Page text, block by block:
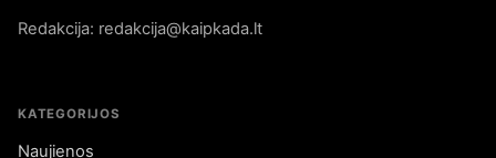
Redakcija: redakcija@kaipkada.lt
KATEGORIJOS
Naujienos